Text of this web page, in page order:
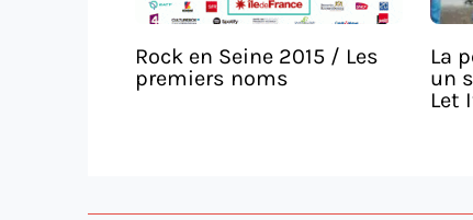
Rock en Seine 2015 / Les
premiers noms
La
un
Let